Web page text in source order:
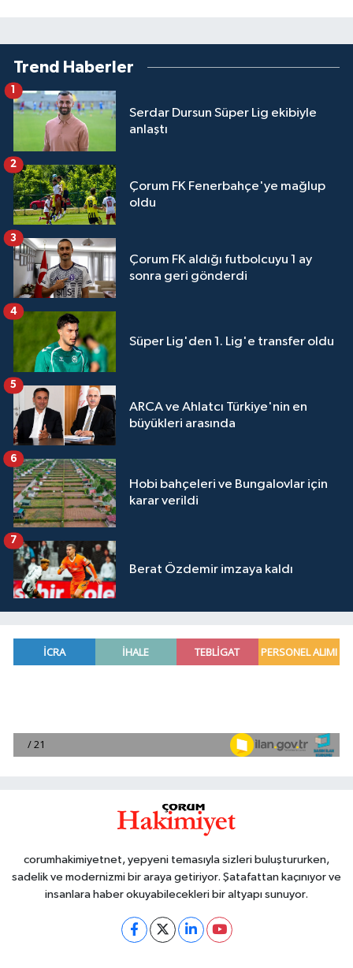
Trend Haberler
Serdar Dursun Süper Lig ekibiyle
anlaştı
Çorum FK Fenerbahçe'ye mağlup
oldu
2
Çorum FK aldığı futbolcuyu 1 ay
sonra geri gönderdi
3
Süper Lig'den 1. Lig'e transfer oldu
4
ARCA ve Ahlatcı Türkiye'nin en
büyükleri arasında
5
Hobi bahçeleri ve Bungalovlar için
karar verildi
6
Berat Özdemir imzaya kaldı
7
corumhakimiyetnet, yepyeni temasıyla sizleri buluştururken,
sadelik ve modernizmi bir araya getiriyor. Şatafattan kaçınıyor ve
insanlara haber okuyabilecekleri bir altyapı sunuyor.